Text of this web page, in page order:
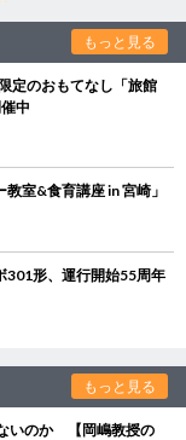
もっと見る
定のおもてなし「旅館
中
室&食育講座 in 宮崎」
形、運行開始55周年
もっと見る
いのか 【岡嶋教授の